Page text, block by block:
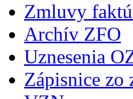
Zmluvy
Archív ZFO
Uznesenia
Zápisnice zo